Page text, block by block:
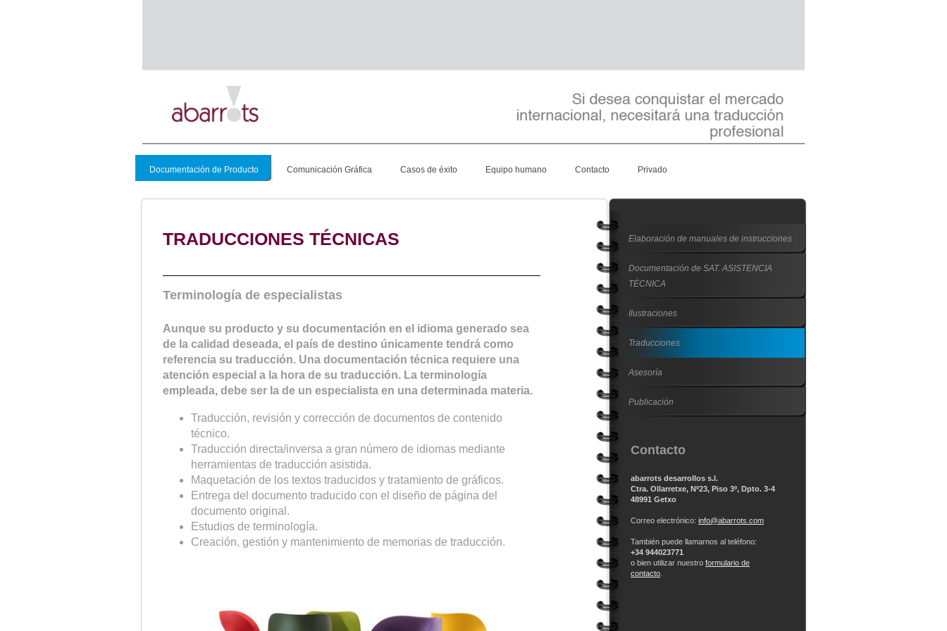
Documentación de Producto Comunicación Gráfica Casos de éxito Equipo humano Contacto Privado
TRADUCCIONES TÉCNICAS
Terminología de especialistas
Aunque su producto y su documentación en el idioma generado sea
de la calidad deseada, el país de destino únicamente tendrá como
referencia su traducción. Una documentación técnica requiere una
atención especial a la hora de su traducción. La terminología
empleada, debe ser la de un especialista en una determinada materia.
Traducción, revisión y corrección de documentos de contenido
técnico.
Traducción directa/inversa a gran número de idiomas mediante
herramientas de traducción asistida.
Maquetación de los textos traducidos y tratamiento de gráficos.
Entrega del documento traducido con el diseño de página del
documento original.
Estudios de terminología.
Creación, gestión y mantenimiento de memorias de traducción.
Elaboración de manuales de instrucciones
Documentación de SAT. ASISTENCIA
TÉCNICA
Ilustraciones
Traducciones
Asesoría
Publicación
Contacto
abarrots desarrollos s.l.
Ctra. Ollarretxe, Nº23, Piso 3º, Dpto. 3-4
48991 Getxo
Correo electrónico: info@abarrots.com
También puede llamarnos al teléfono:
+34 944023771
o bien utilizar nuestro formulario de
contacto